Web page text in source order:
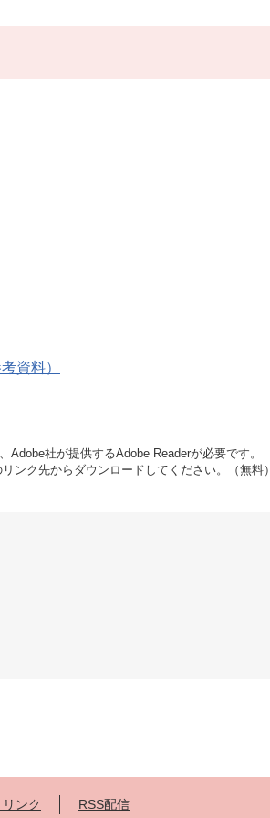
資料）
社が提供するAdobe Readerが必要です。
ンク先からダウンロードしてください。（無料）
ンク RSS配信